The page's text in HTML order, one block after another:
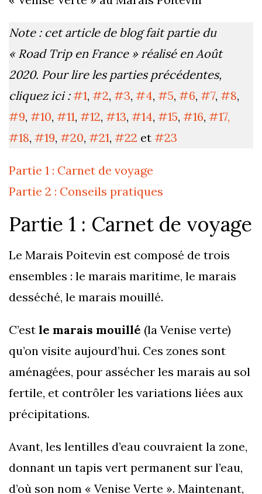
Note : cet article de blog fait partie du
« Road Trip en France » réalisé en Août
2020. Pour lire les parties précédentes,
cliquez ici :#1, #2, #3, #4, #5, #6, #7, #8,
#9, #10, #11, #12, #13, #14, #15, #16, #17,
#18, #19, #20, #21, #22 et #23
Partie 1 : Carnet de voyage
Partie 2 : Conseils pratiques
Partie 1 : Carnet de voyage
Le Marais Poitevin est composé de trois
ensembles : le marais maritime, le marais
desséché, le marais mouillé.
C’est le marais mouillé (la Venise verte)
qu’on visite aujourd’hui. Ces zones sont
aménagées, pour assécher les marais au sol
fertile, et contrôler les variations liées aux
précipitations.
Avant, les lentilles d’eau couvraient la zone,
donnant un tapis vert permanent sur l’eau,
d’où son nom « Venise Verte ». Maintenant,